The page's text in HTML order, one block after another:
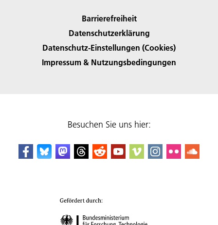
Barrierefreiheit
Datenschutzerklärung
Datenschutz-Einstellungen (Cookies)
Impressum & Nutzungsbedingungen
Besuchen Sie uns hier: